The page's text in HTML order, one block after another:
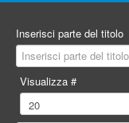
Inserisci parte del titolo
Visualizza #